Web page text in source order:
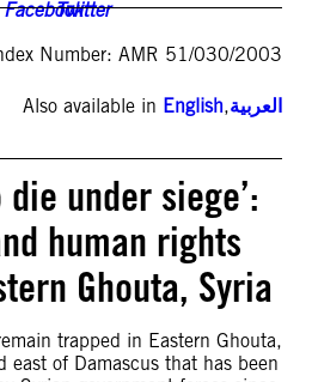
Number: AMR 51/030/2003
Also available in English,العربية
under siege’:
human rights
Ghouta, Syria
trapped in Eastern Ghouta,
east of Damascus that has been